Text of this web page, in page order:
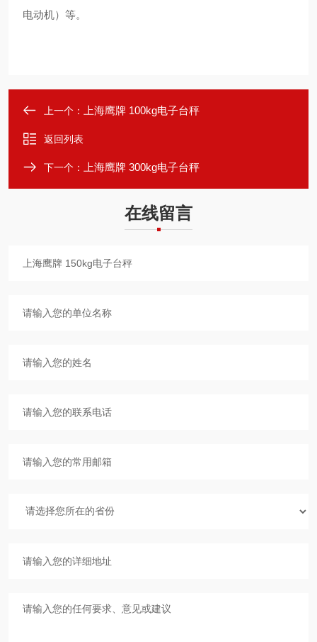
电动机）等。
上一个： 上海鹰牌 100kg电子台秤
返回列表
下一个： 上海鹰牌 300kg电子台秤
在线留言